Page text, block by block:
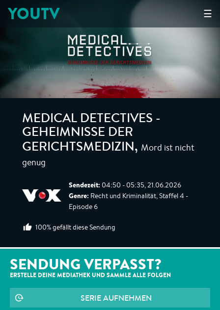
☰
YOUTV
MEDICAL DETECTIVES -
GEHEIMNISSE DER
GERICHTSMEDIZIN, Mord ist nicht
genug
Sendezeit: 04:50 - 05:35, 21.06.2026
Genre: Recht und Kriminalität, Staffel 4 -
Episode 6
100% gefällt diese Sendung
SENDUNG VERPASST?
ERSTELLE DEINE MEDIATHEK UND SAMMLE ALLE FOLGEN
SERIE AUFNEHMEN